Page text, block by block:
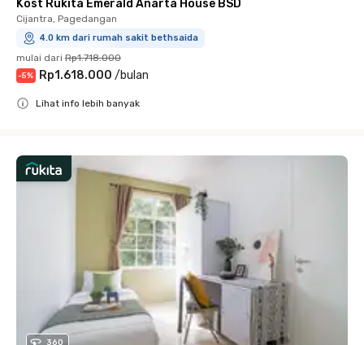
Kost Rukita Emerald Anarta House BSD
Cijantra, Pagedangan
4.0 km dari rumah sakit bethsaida
mulai dari Rp1.718.000
-5% Rp1.618.000 /bulan
Lihat info lebih banyak
360